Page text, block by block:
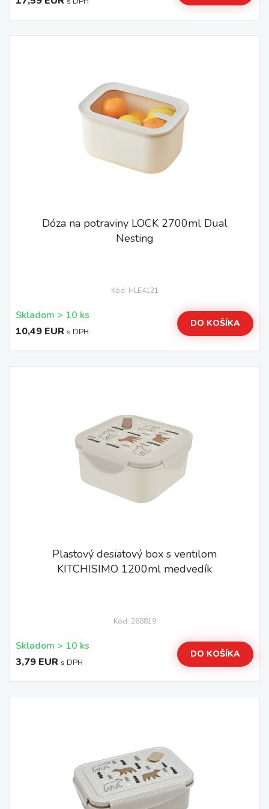
Dóza na potraviny LOCK 2700ml Dual
Nesting
Kód: HLE4121
Skladom > 10 ks
10,49 EUR s DPH
DO KOŠÍKA
Plastový desiatový box s ventilom
KITCHISIMO 1200ml medvedík
Kód: 268819
Skladom > 10 ks
3,79 EUR s DPH
DO KOŠÍKA